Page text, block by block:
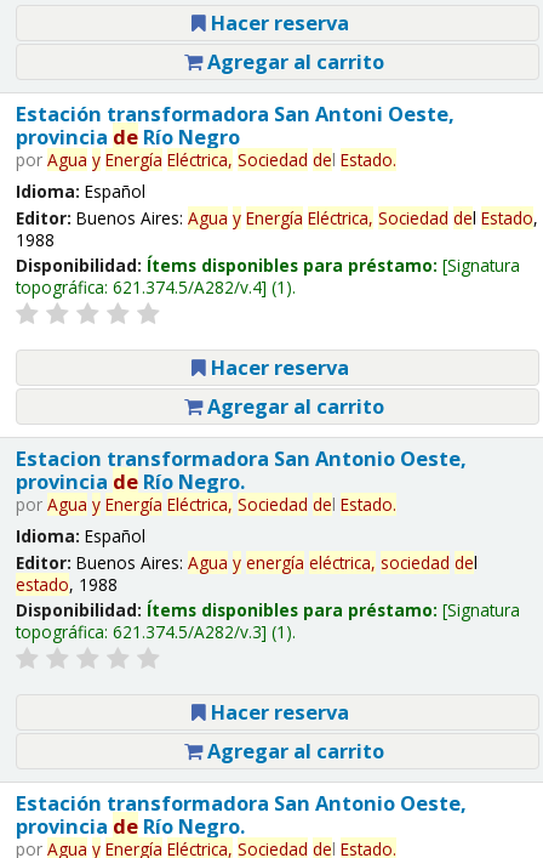
Hacer reserva
Agregar al carrito
Estación transformadora San Antoni Oeste,
provincia deRío Negro
por Agua y Energía Eléctrica, Sociedad del Estado.
Idioma: Español
Editor: Buenos Aires: Agua y Energía Eléctrica, Sociedad del Estado,
1988
Disponibilidad: Ítems disponibles para préstamo: Signatura
topográfica: 621.374.5/A282/v.4 (1).
Hacer reserva
Agregar al carrito
Estacion transformadora San Antonio Oeste,
provincia deRío Negro.
por Agua y Energía Eléctrica, Sociedad del Estado.
Idioma: Español
Editor: Buenos Aires: Agua y energía eléctrica, sociedad del
estado, 1988
Disponibilidad: Ítems disponibles para préstamo: Signatura
topográfica: 621.374.5/A282/v.3 (1).
Hacer reserva
Agregar al carrito
Estación transformadora San Antonio Oeste,
provincia deRío Negro.
por Agua y Energía Eléctrica, Sociedad del Estado.